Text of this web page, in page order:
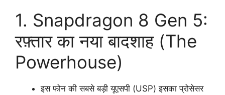
1. Snapdragon 8 Gen 5:
रफ़्तार का नया बादशाह (The
Powerhouse)
इस फोन की सबसे बड़ी यूएसपी (USP) इसका प्रोसेसर